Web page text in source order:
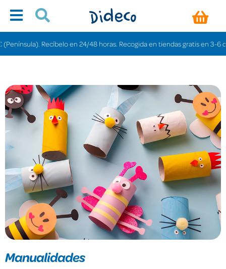
en 24/48 horas. Recogida en tiendas gratis en 3-6 días.
Manualidades